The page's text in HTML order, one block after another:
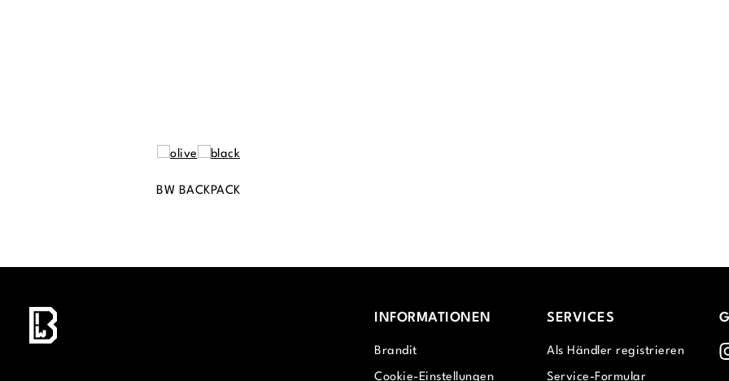
BW BACKPACK
INFORMATIONEN
Brandit
Cookie-Einstellungen
SERVICES
Als Händler registrieren
Service-Formular